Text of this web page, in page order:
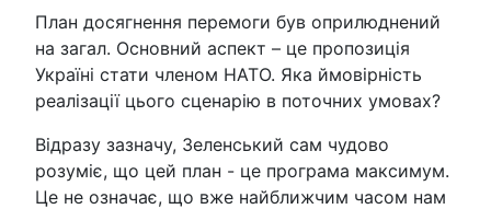
План досягнення перемоги був оприлюднений
на загал. Основний аспект – це пропозиція
Україні стати членом НАТО. Яка ймовірність
реалізації цього сценарію в поточних умовах?
Відразу зазначу, Зеленський сам чудово
розуміє, що цей план - це програма максимум.
Це не означає, що вже найближчим часом нам